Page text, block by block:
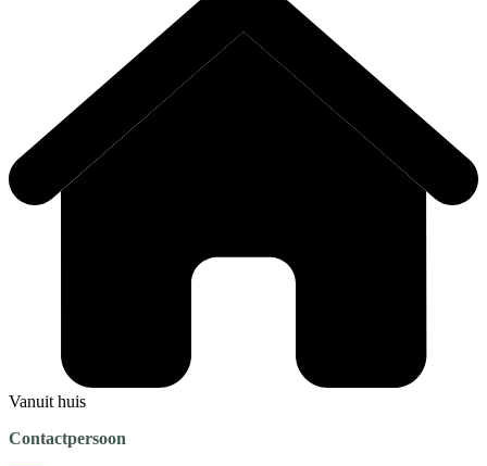
Vanuit huis
Contactpersoon